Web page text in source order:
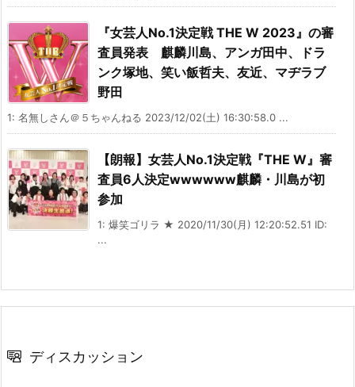
『女芸人No.1決定戦 THE W 2023』の審
査員発表 麒麟川島、アンガ田中、ドラ
ンク塚地、笑い飯哲夫、友近、マヂラブ
野田
1: 名無しさん＠５ちゃんねる 2023/12/02(土) 16:30:58.0 ...
【朗報】女芸人No.1決定戦『THE W』審
査員6人決定wwwwww麒麟・川島が初
参加
1: 爆笑ゴリラ ★ 2020/11/30(月) 12:20:52.51 ID:
...
ディスカッション